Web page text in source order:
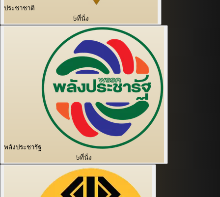
ประชาชาติ
5ที่นั่ง
พลังประชารัฐ
5ที่นั่ง